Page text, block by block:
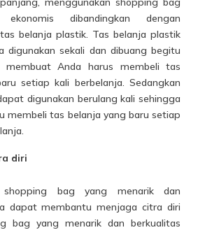
dibandingkan dengan
belanja plastik. Tas belanja plastik
digunakan sekali dan dibuang begitu
membuat Anda harus membeli tas
setiap kali berbelanja. Sedangkan
digunakan berulang kali sehingga
membeli tas belanja yang baru setiap
diri
shopping bag yang menarik dan
dapat membantu menjaga citra diri
bag yang menarik dan berkualitas